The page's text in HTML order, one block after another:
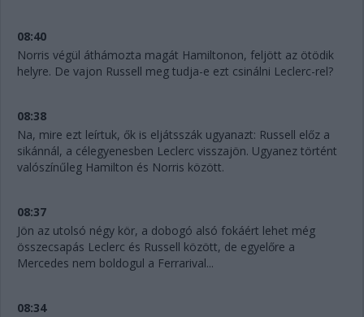
08:40
Norris végül áthámozta magát Hamiltonon, feljött az ötödik
helyre. De vajon Russell meg tudja-e ezt csinálni Leclerc-rel?
08:38
Na, mire ezt leírtuk, ők is eljátsszák ugyanazt: Russell előz a
sikánnál, a célegyenesben Leclerc visszajön. Ugyanez történt
valószínűleg Hamilton és Norris között.
08:37
Jön az utolsó négy kör, a dobogó alsó fokáért lehet még
összecsapás Leclerc és Russell között, de egyelőre a
Mercedes nem boldogul a Ferrarival...
08:34